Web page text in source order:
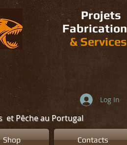
Projets
Fabrication
& Services
Log In
et Pêche au Portugal
Shop Contacts